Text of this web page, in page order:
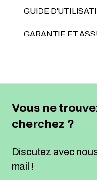
GUIDE
GARANTIE ET
Vous ne
cherchez ?
Discutez avec
mail !